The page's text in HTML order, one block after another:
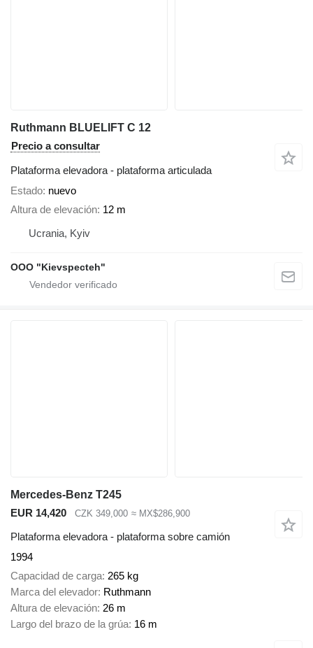
Ruthmann BLUELIFT C 12
Precio a consultar
Plataforma elevadora - plataforma articulada
Estado nuevo
Altura de elevación 12 m
Ucrania, Kyiv
OOO "Kievspecteh"
Mercedes-Benz T245
EUR 14,420
CZK 349,000 ≈ MX$286,900
Plataforma elevadora - plataforma sobre camión
1994
Capacidad de carga 265 kg
Marca del elevador Ruthmann
Altura de elevación 26 m
Largo del brazo de la grúa 16 m